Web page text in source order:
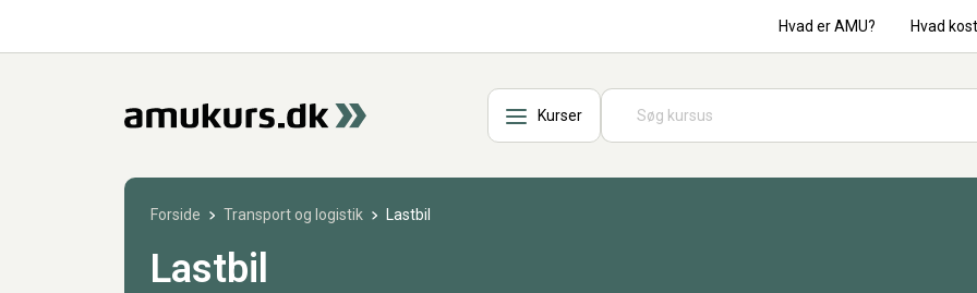
Hvad er AMU? Hvad
Kurser
Forside Transport og logistik Lastbil
Lastbil